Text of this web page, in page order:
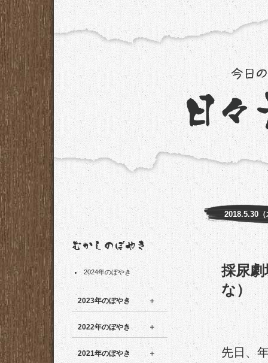
2024年のぼやき
2023年のぼやき
2022年のぼやき
2021年のぼやき
2018.5.30（
採尿
な）
先日、